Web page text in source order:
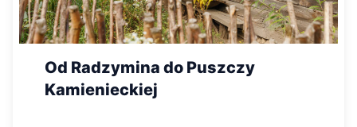
Od Radzymina do Puszczy
Kamienieckiej